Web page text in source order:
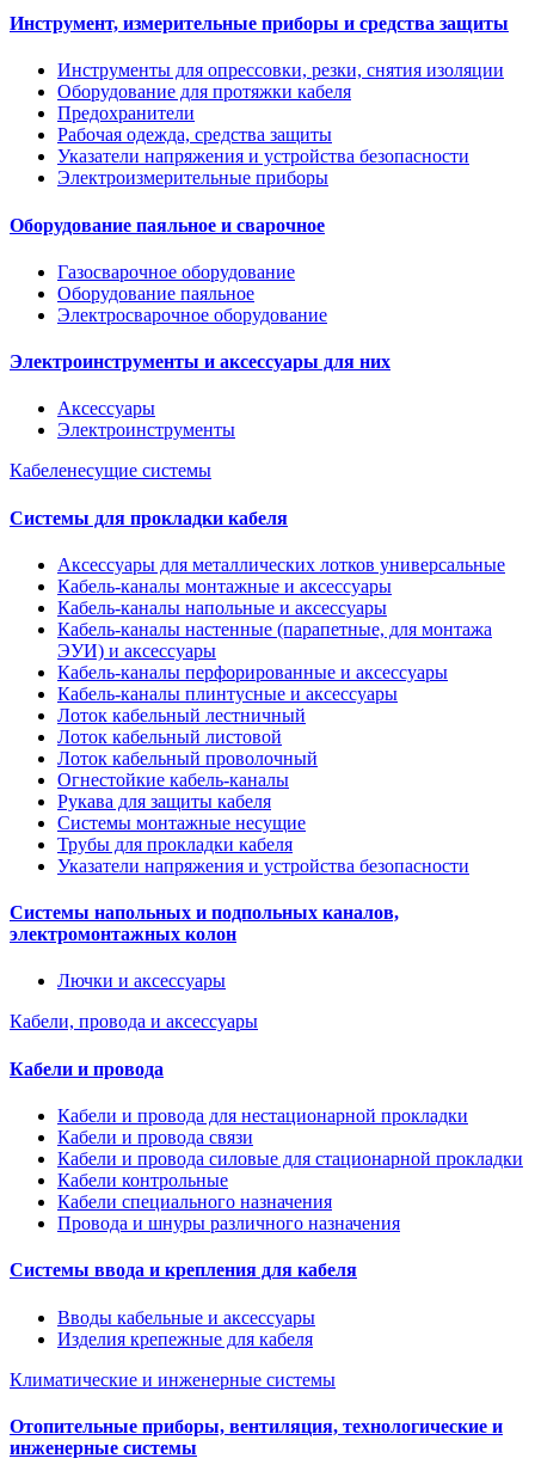
Инструмент, измерительные приборы и средства защиты
Инструменты для опрессовки, резки, снятия изоляции
Оборудование для протяжки кабеля
Предохранители
Рабочая одежда, средства защиты
Указатели напряжения и устройства безопасности
Электроизмерительные приборы
Оборудование паяльное и сварочное
Газосварочное оборудование
Оборудование паяльное
Электросварочное оборудование
Электроинструменты и аксессуары для них
Аксессуары
Электроинструменты
Кабеленесущие системы
Системы для прокладки кабеля
Аксессуары для металлических лотков универсальные
Кабель-каналы монтажные и аксессуары
Кабель-каналы напольные и аксессуары
Кабель-каналы настенные (парапетные, для монтажа
ЭУИ) и аксессуары
Кабель-каналы перфорированные и аксессуары
Кабель-каналы плинтусные и аксессуары
Лоток кабельный лестничный
Лоток кабельный листовой
Лоток кабельный проволочный
Огнестойкие кабель-каналы
Рукава для защиты кабеля
Системы монтажные несущие
Трубы для прокладки кабеля
Указатели напряжения и устройства безопасности
Системы напольных и подпольных каналов,
электромонтажных колон
Лючки и аксессуары
Кабели, провода и аксессуары
Кабели и провода
Кабели и провода для нестационарной прокладки
Кабели и провода связи
Кабели и провода силовые для стационарной прокладки
Кабели контрольные
Кабели специального назначения
Провода и шнуры различного назначения
Системы ввода и крепления для кабеля
Вводы кабельные и аксессуары
Изделия крепежные для кабеля
Климатические и инженерные системы
Отопительные приборы, вентиляция, технологические и
инженерные системы